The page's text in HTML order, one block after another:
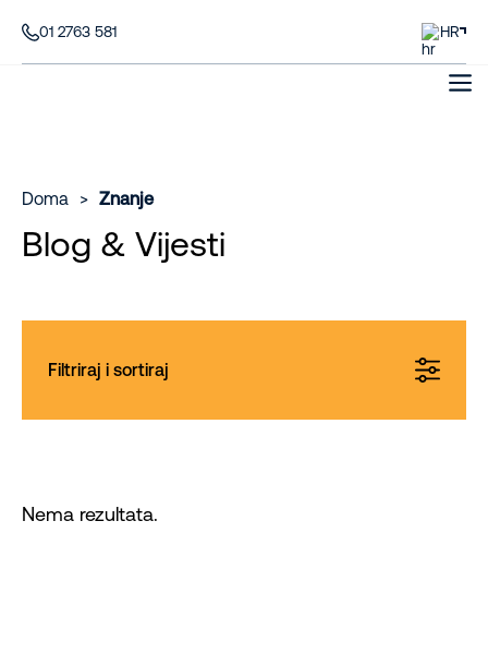
01 2763 581 HR
Doma > Znanje
Blog & Vijesti
Filtriraj i sortiraj
Nema rezultata.